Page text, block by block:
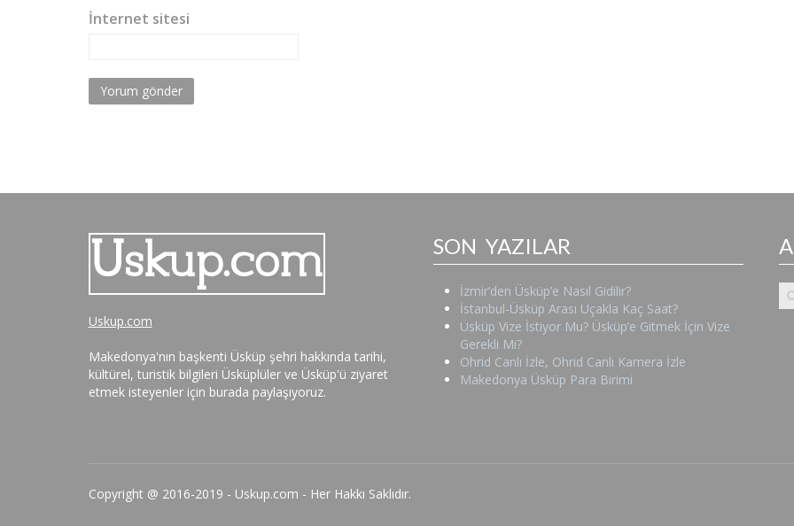
İnternet sitesi
Uskup.com
Makedonya'nın başkenti Üsküp şehri hakkında tarihi,
kültürel, turistik bilgileri Üsküplüler ve Üsküp'ü ziyaret
etmek isteyenler için burada paylaşıyoruz.
SON YAZILAR
İzmir’den Üsküp’e Nasıl Gidilir?
İstanbul-Üsküp Arası Uçakla Kaç Saat?
Üsküp Vize İstiyor Mu? Üsküp’e Gitmek İçin Vize
Gerekli Mi?
Ohrid Canlı İzle, Ohrid Canlı Kamera İzle
Makedonya Üsküp Para Birimi
Copyright @ 2016-2019 - Uskup.com - Her Hakkı Saklıdır.